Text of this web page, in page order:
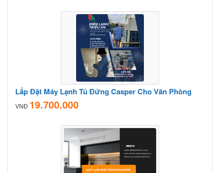
Lắp Đặt Máy Lạnh Tủ Đứng Casper Cho Văn Phòng
VNĐ 19.700.000